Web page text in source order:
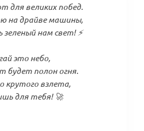
для великих побед.
на драйве машины,
нам свет! ⚡
это небо,
будет полон огня.
крутого взлета,
для тебя! 🚀